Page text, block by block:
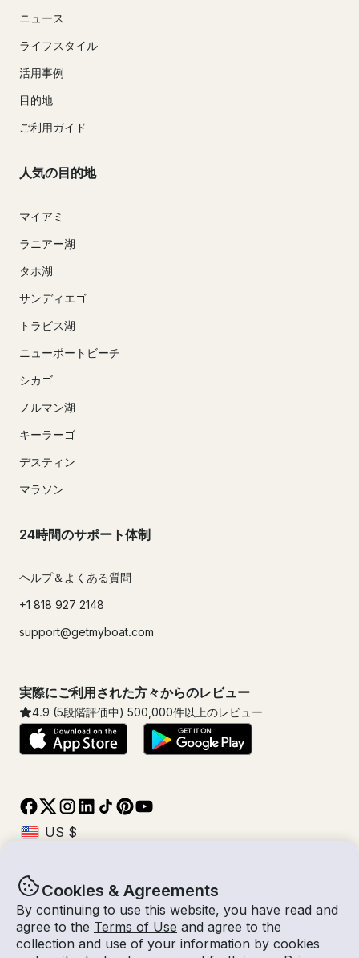
Cookies & Agreements
By continuing to use this website, you have read and
agree to the Terms of Use and agree to the
collection and use of your information by cookies
ニュース
ライフスタイル
活用事例
目的地
ご利用ガイド
人気の目的地
マイアミ
ラニアー湖
タホ湖
サンディエゴ
トラビス湖
ニューポートビーチ
シカゴ
ノルマン湖
キーラーゴ
デスティン
マラソン
24時間のサポート体制
ヘルプ＆よくある質問
+1 818 927 2148
support@getmyboat.com
実際にご利用された方々からのレビュー
4.9 (5段階評価中) 500,000件以上のレビュー
© Getmyboat 2026利用規約プライバシー規約